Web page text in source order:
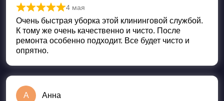
Оценка
4 мая
Очень быстрая уборка этой клининговой службой.
К тому же очень качественно и чисто. После
ремонта особенно подходит. Все будет чисто и
опрятно.
А Анна